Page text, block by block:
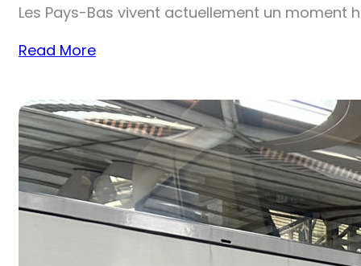
Les Pays-Bas vivent actuellement un moment
Read More